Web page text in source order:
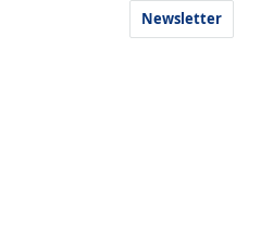
Newsletter